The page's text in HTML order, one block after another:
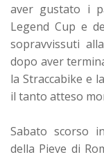
aver gustato i
Legend Cup e
sopravvissuti
dopo aver
la Straccabike e
il tanto atteso
Sabato scorso
della Pieve di